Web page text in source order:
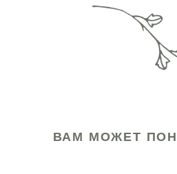
ВАМ МОЖЕТ